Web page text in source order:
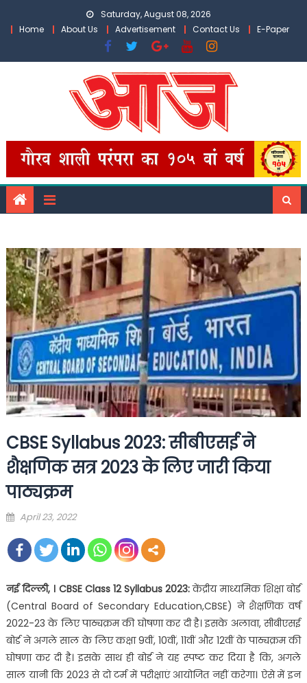
Saturday, August 08, 2026
Home
About Us Advertisement Contact Us E-Paper
CBSE Syllabus 2023: सीबीएसई ने
शैक्षणिक सत्र 2023 के लिए जारी किया
पाठ्यक्रम
Posted
April 23, 2022
नई दिल्ली, । CBSE Class 12 Syllabus 2023:केंद्रीय माध्यमिक शिक्षा बोर्ड
(Central Board of Secondary Education,CBSE) ने शैक्षणिक वर्ष
2022-23 के लिए पाठ्यक्रम की घोषणा कर दी है। इसके अलावा, सीबीएसई
बोर्ड ने अगले साल के लिए कक्षा 9वीं, 10वीं, 11वीं और 12वीं के पाठ्यक्रम की
घोषणा कर दी है। इसके साथ ही बोर्ड ने यह स्पष्ट कर दिया है कि, अगले
साल यानी कि 2023 से दो टर्म में परीक्षाएं आयोजित नहीं करेगा। ऐसे में इन